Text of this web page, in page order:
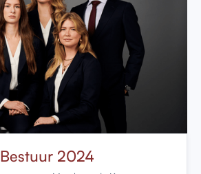
Bestuur 2024